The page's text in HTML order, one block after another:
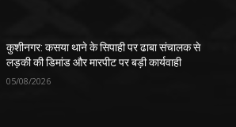
कुशीनगर: कसया थाने के सिपाही पर ढाबा संचालक से
लड़की की डिमांड और मारपीट पर बड़ी कार्यवाही
05/08/2026